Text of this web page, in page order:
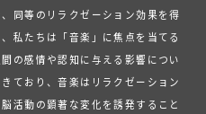
同等のリラクゼーション効果を得
私たちは「音楽」に焦点を当てる
の感情や認知に与える影響につい
ており、音楽はリラクゼーション
活動の顕著な変化を誘発すること